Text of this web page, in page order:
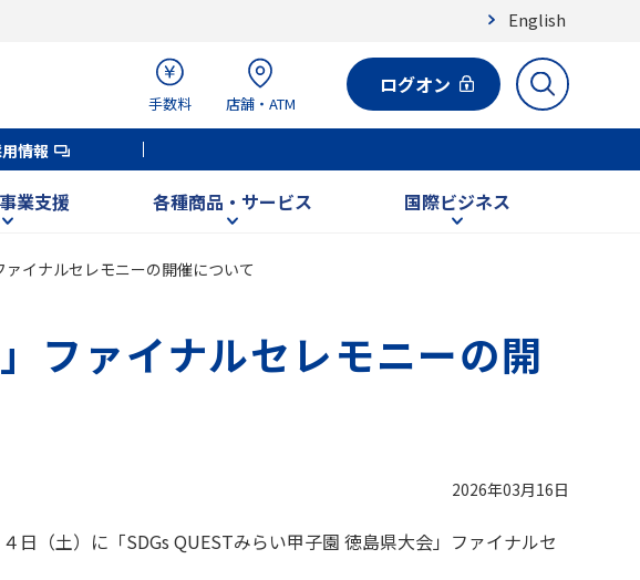
English
手数料 店舗・ATM
ログオン
情報
業支援 各種商品・サービス 国際ビジネス
ァイナルセレモニーの開催について
ファイナルセレモニーの開
2026年03月16日
（土）に「SDGs QUESTみらい甲子園 徳島県大会」ファイナルセ